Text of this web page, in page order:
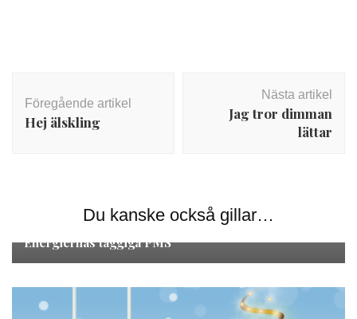
Föregående artikel
Hej älskling
Nästa artikel
Jag tror dimman
lättar
Du kanske också gillar…
Personlig utveckling,Skriverier
Energiernas taggiga PMS